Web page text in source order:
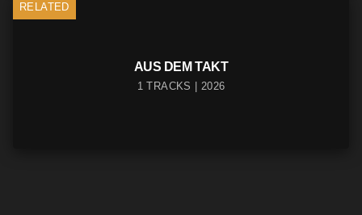
RELATED
AUS DEM TAKT
1 TRACKS | 2026